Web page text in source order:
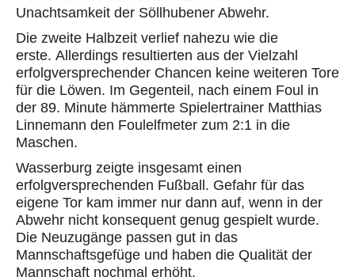
Unachtsamkeit der Söllhubener Abwehr.
Die zweite Halbzeit verlief nahezu wie die
erste. Allerdings resultierten aus der Vielzahl
erfolgversprechender Chancen keine weiteren Tore
für die Löwen. Im Gegenteil, nach einem Foul in
der 89. Minute hämmerte Spielertrainer Matthias
Linnemann den Foulelfmeter zum 2:1 in die
Maschen.
Wasserburg zeigte insgesamt einen
erfolgversprechenden Fußball. Gefahr für das
eigene Tor kam immer nur dann auf, wenn in der
Abwehr nicht konsequent genug gespielt wurde.
Die Neuzugänge passen gut in das
Mannschaftsgefüge und haben die Qualität der
Mannschaft nochmal erhöht.